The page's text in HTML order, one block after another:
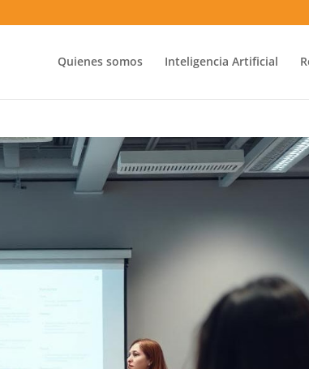
Quienes somos Inteligencia Artificial